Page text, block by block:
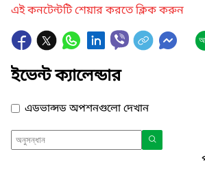
এই কনটেন্টটি শেয়ার করতে ক্লিক করুন
ইভেন্ট ক্যালেন্ডার
এডভান্সড অপশনগুলো দেখান